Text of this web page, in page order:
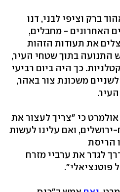
ברק וציפי לבני, דנו
האחרונים - מחבלים,
את תעודות הזהות
התנועה בתוך שטחי העיר,
כך היה ביום רביעי
משכונת צור באהר,
כי "צריך לעצור את
ירושלים, ואם עלינו לעשות
הריסת
לגדר את ערביי מזרח
פוטנציאלי".